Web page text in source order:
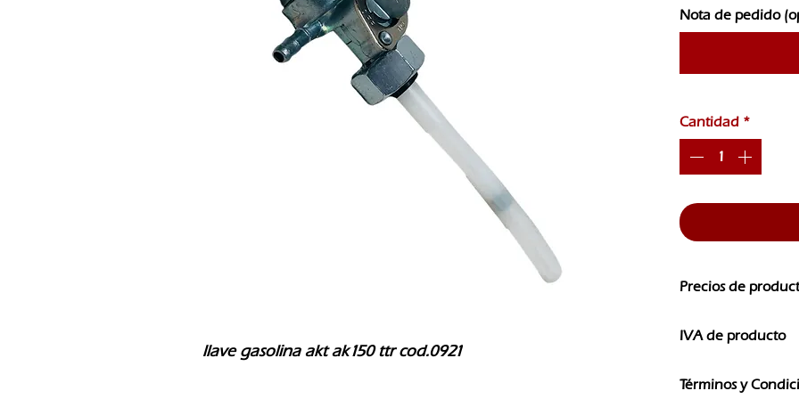
llave gasolina akt ak150 ttr cod.0921
Nota de pedido
Cantidad *
Precios de
CAMBIOS SIN
IVA de producto
IVA
Términos y